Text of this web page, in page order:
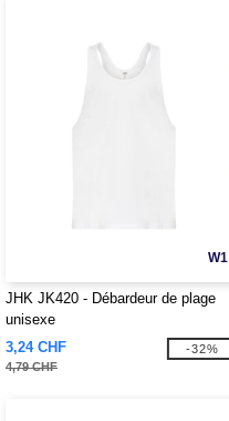
W1
JHK JK420 - Débardeur de plage
unisexe
3,24 CHF
4,79 CHF
-32%